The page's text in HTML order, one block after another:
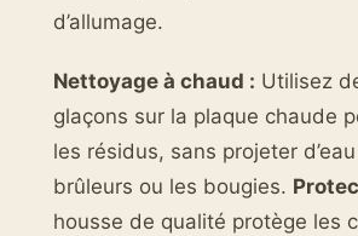
d’allumage.
Nettoyage à chaud : Utilisez
glaçons sur la plaque chaude
les résidus, sans projeter
brûleurs ou les bougies.
housse de qualité protège les